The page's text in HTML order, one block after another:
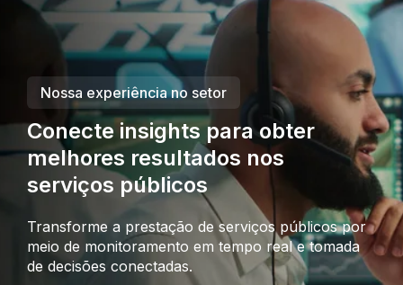
Nossa experiência no setor
Conecte insights para obter
melhores resultados nos
serviços públicos
Transforme a prestação de serviços públicos por
meio de monitoramento em tempo real e tomada
de decisões conectadas.